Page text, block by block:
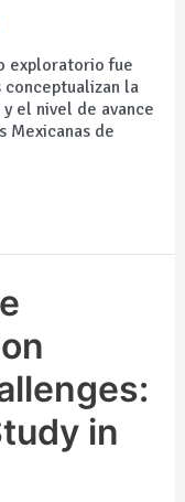
exploratorio fue
conceptualizan la
el nivel de avance
Mexicanas de
in